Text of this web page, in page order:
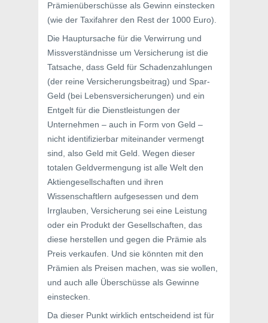
Prämienüberschüsse als Gewinn einstecken
(wie der Taxifahrer den Rest der 1000 Euro).
Die Hauptursache für die Verwirrung und
Missverständnisse um Versicherung ist die
Tatsache, dass Geld für Schadenzahlungen
(der reine Versicherungsbeitrag) und Spar-
Geld (bei Lebensversicherungen) und ein
Entgelt für die Dienstleistungen der
Unternehmen – auch in Form von Geld –
nicht identifizierbar miteinander vermengt
sind, also Geld mit Geld. Wegen dieser
totalen Geldvermengung ist alle Welt den
Aktiengesellschaften und ihren
Wissenschaftlern aufgesessen und dem
Irrglauben, Versicherung sei eine Leistung
oder ein Produkt der Gesellschaften, das
diese herstellen und gegen die Prämie als
Preis verkaufen. Und sie könnten mit den
Prämien als Preisen machen, was sie wollen,
und auch alle Überschüsse als Gewinne
einstecken.
Da dieser Punkt wirklich entscheidend ist für